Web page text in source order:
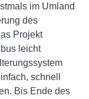
im Umland
des
Projekt
leicht
schnell
Bis Ende des